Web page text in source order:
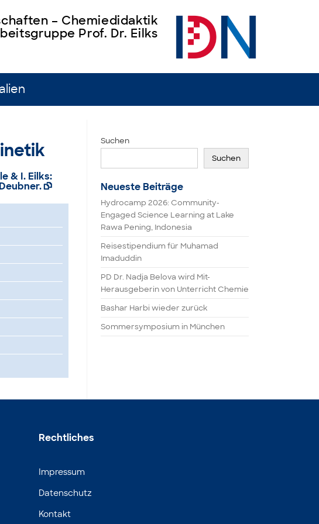
– Chemiedidaktik
Prof. Dr. Eilks
& I. Eilks:

Suchen
Suchen
Neueste Beiträge
Hydrocamp 2026: Community-
Engaged Science Learning at Lake
Rawa Pening, Indonesia
Reisestipendium für Muhamad
Imaduddin
PD Dr. Nadja Belova wird Mit-
Herausgeberin von Unterricht Chemie
Bashar Harbi wieder zurück
Sommersymposium in München
Rechtliches
Impressum
Datenschutz
Kontakt